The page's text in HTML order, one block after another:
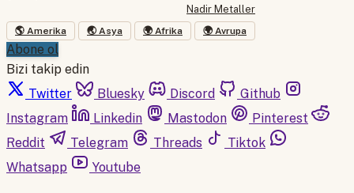
Nadir Metaller
🌎 Amerika 🌏 Asya 🌍 Afrika 🌍 Avrupa
Abone ol
Bizi takip edin
Twitter
Bluesky Discord
Github
Instagram
Linkedin Mastodon
Pinterest
Reddit
Telegram Threads
Tiktok
Whatsapp
Youtube